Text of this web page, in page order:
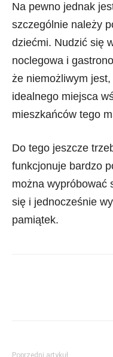
Na pewno jednak
szczególnie należy
dziećmi. Nudzić się
noclegowa i
że niemożliwym
idealnego miejsca
mieszkańców tego
Do tego jeszcze
funkcjonuje bardzo
można wypróbować
się i jednocześnie
pamiątek.
Poprzedni artykuł